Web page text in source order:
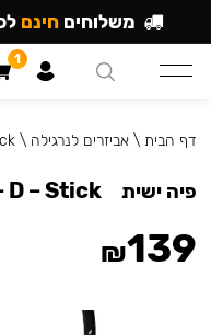
דף הבית \אביזרים לנרגילה \
פיה ישית D – Stick
₪139
משלוחים חינם
1